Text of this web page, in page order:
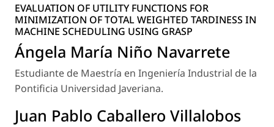
EVALUATION OF UTILITY FUNCTIONS FOR
MINIMIZATION OF TOTAL WEIGHTED TARDINESS IN
MACHINE SCHEDULING USING GRASP
Ángela María Niño Navarrete
Estudiante de Maestría en Ingeniería Industrial de la
Pontificia Universidad Javeriana.
Juan Pablo Caballero Villalobos